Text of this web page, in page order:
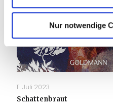
Nur notwendige
11. Juli 2023
Schattenbraut